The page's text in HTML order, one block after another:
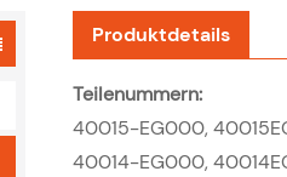
Produktdetails
Teilenummern:
40015-EG000,
40014-EG000,